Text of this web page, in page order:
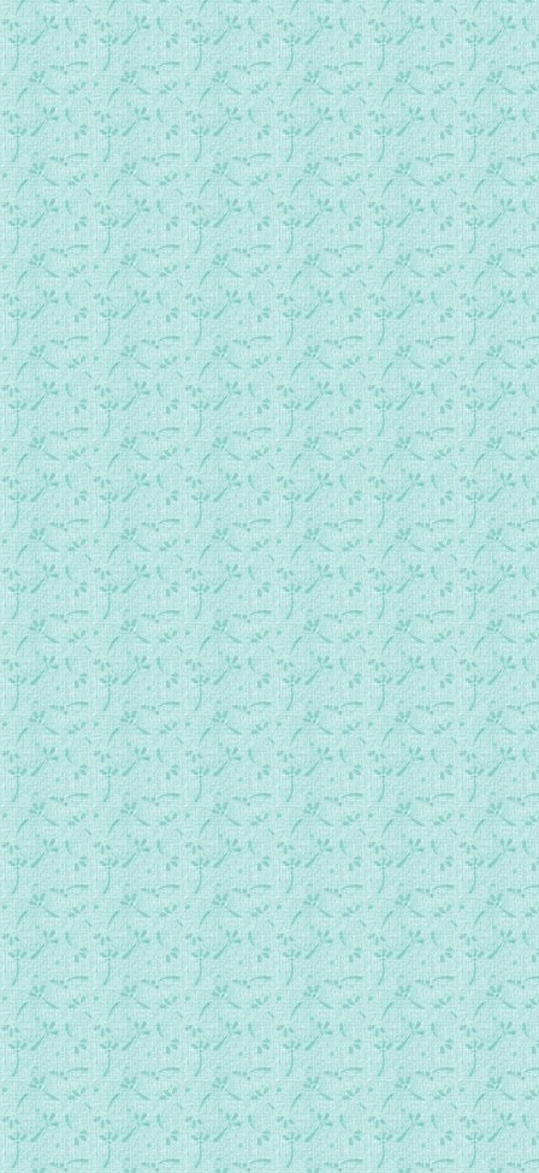
每日一勉 0313.mp3
每日一勉 0314.mp3
每日一勉 0315.mp3
每日一勉 0316.mp3
每日一勉 0317.mp3
每日一勉 0318.mp3
每日一勉 0319.mp3
每日一勉 0320.mp3
每日一勉 0321.mp3
每日一勉 0322.mp3
每日一勉 0323.mp3
每日一勉 0324.mp3
每日一勉 0325.mp3
每日一勉 0326.mp3
每日一勉 0327.mp3
每日一勉 0328.mp3
每日一勉 0329.mp3
每日一勉 0330.mp3
每日一勉 0331.mp3
每日一勉 0401.mp3
每日一勉 0402.mp3
每日一勉 0403.mp3
每日一勉 0404.mp3
每日一勉 0405.mp3
每日一勉 0406.mp3
每日一勉 0407.mp3
每日一勉 0408.mp3
每日一勉 0409.mp3